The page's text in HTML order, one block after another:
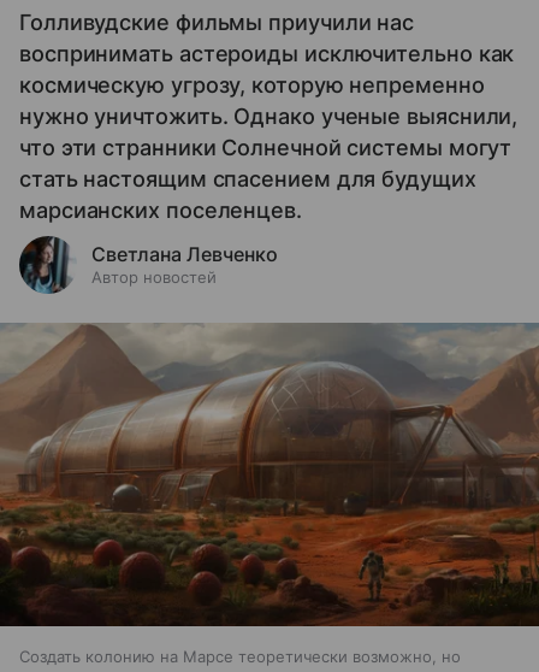
Голливудские фильмы приучили нас
воспринимать астероиды исключительно как
космическую угрозу, которую непременно
нужно уничтожить. Однако ученые выяснили,
что эти странники Солнечной системы могут
стать настоящим спасением для будущих
марсианских поселенцев.
Светлана Левченко
Автор новостей
Создать колонию на Марсе теоретически возможно, но